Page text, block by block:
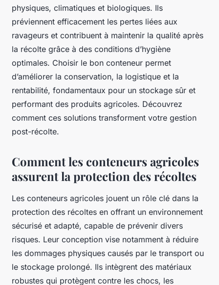
physiques, climatiques et biologiques. Ils
préviennent efficacement les pertes liées aux
ravageurs et contribuent à maintenir la qualité après
la récolte grâce à des conditions d’hygiène
optimales. Choisir le bon conteneur permet
d’améliorer la conservation, la logistique et la
rentabilité, fondamentaux pour un stockage sûr et
performant des produits agricoles. Découvrez
comment ces solutions transforment votre gestion
post-récolte.
Comment les conteneurs agricoles
assurent la protection des récoltes
Les conteneurs agricoles jouent un rôle clé dans la
protection des récoltes en offrant un environnement
sécurisé et adapté, capable de prévenir divers
risques. Leur conception vise notamment à réduire
les dommages physiques causés par le transport ou
le stockage prolongé. Ils intègrent des matériaux
robustes qui protègent contre les chocs, les